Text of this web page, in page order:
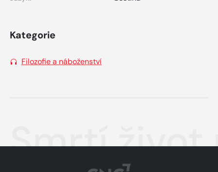
Kategorie
Filozofie a náboženství
Smrtí život